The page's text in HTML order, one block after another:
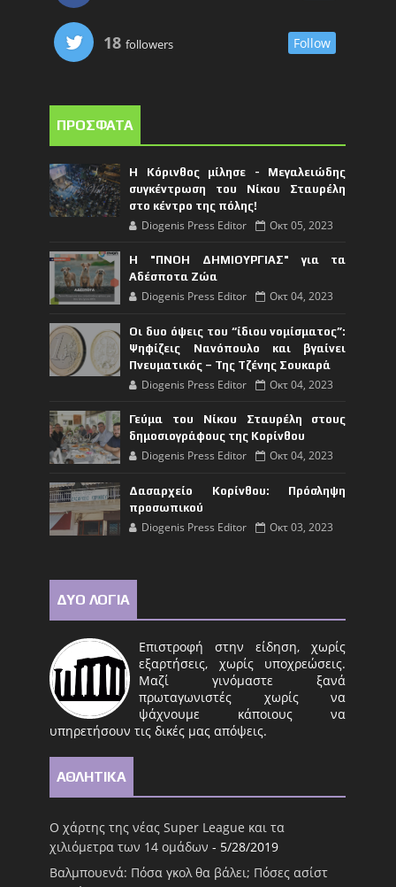
18 followers Follow
ΠΡΟΣΦΑΤΑ
Η Κόρινθος μίλησε - Μεγαλειώδης
συγκέντρωση του Νίκου Σταυρέλη
στο κέντρο της πόλης!
Diogenis Press Editor Οκτ 05, 2023
Η "ΠΝΟΗ ΔΗΜΙΟΥΡΓΙΑΣ" για τα
Αδέσποτα Ζώα
Diogenis Press Editor Οκτ 04, 2023
Οι δυο όψεις του “ίδιου νομίσματος”:
Ψηφίζεις Νανόπουλο και βγαίνει
Πνευματικός – Της Τζένης Σουκαρά
Diogenis Press Editor Οκτ 04, 2023
Γεύμα του Νίκου Σταυρέλη στους
δημοσιογράφους της Κορίνθου
Diogenis Press Editor Οκτ 04, 2023
Δασαρχείο Κορίνθου: Πρόσληψη
προσωπικού
Diogenis Press Editor Οκτ 03, 2023
ΔΥΟ ΛΟΓΙΑ
Επιστροφή στην είδηση, χωρίς
εξαρτήσεις, χωρίς υποχρεώσεις.
Μαζί γινόμαστε ξανά
πρωταγωνιστές χωρίς να
ψάχνουμε κάποιους να
υπηρετήσουν τις δικές μας απόψεις.
ΑΘΛΗΤΙΚΑ
Ο χάρτης της νέας Super League και τα
χιλιόμετρα των 14 ομάδων - 5/28/2019
Βαλμπουενά: Πόσα γκολ θα βάλει; Πόσες ασίστ